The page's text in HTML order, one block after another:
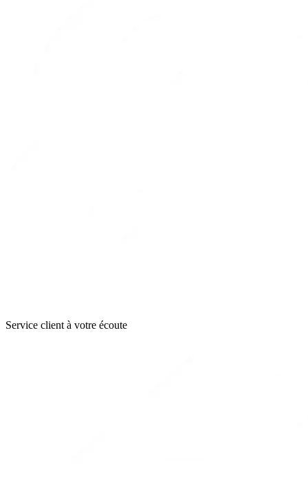
Service client à votre écoute